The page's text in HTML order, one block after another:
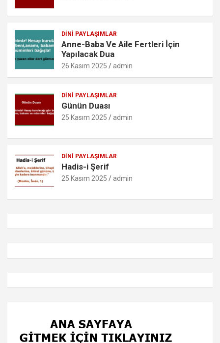
DINI PAYLAŞIMLAR
Anne-Baba Ve Aile Fertleri İçin
Yapılacak Dua
26 Kasım 2025 admin
DINI PAYLAŞIMLAR
Günün Duası
25 Kasım 2025 admin
DINI PAYLAŞIMLAR
Hadis-i Şerif
25 Kasım 2025 admin